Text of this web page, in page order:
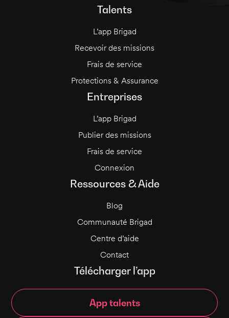
Talents
L’app Brigad
Recevoir des missions
Frais de service
Protections & Assurance
Entreprises
L’app Brigad
Publier des missions
Frais de service
Connexion
Ressources & Aide
Blog
Communauté Brigad
Centre d’aide
Contact
Télécharger l’app
App talents